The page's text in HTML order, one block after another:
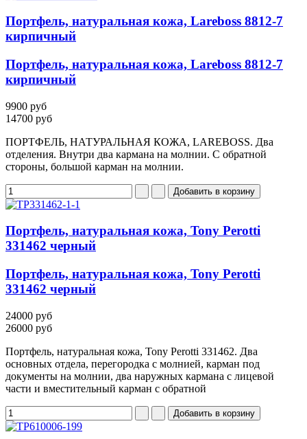
Портфель, натуральная кожа, Lareboss 8812-7
кирпичный
Портфель, натуральная кожа, Lareboss 8812-7
кирпичный
9900 руб
14700 руб
ПОРТФЕЛЬ, НАТУРАЛЬНАЯ КОЖА, LAREBOSS. Два
отделения. Внутри два кармана на молнии. С обратной
стороны, большой карман на молнии.
Портфель, натуральная кожа, Tony Perotti
331462 черный
Портфель, натуральная кожа, Tony Perotti
331462 черный
24000 руб
26000 руб
Портфель, натуральная кожа, Tony Perotti 331462. Два
основных отдела, перегородка с молнией, карман под
документы на молнии, два наружных кармана с лицевой
части и вместительный карман с обратной